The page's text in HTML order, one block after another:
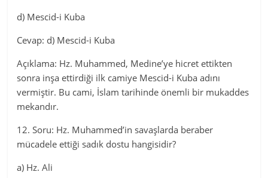
d) Mescid-i Kuba
Cevap: d) Mescid-i Kuba
Açıklama: Hz. Muhammed, Medine’ye hicret ettikten
sonra inşa ettirdiği ilk camiye Mescid-i Kuba adını
vermiştir. Bu cami, İslam tarihinde önemli bir mukaddes
mekandır.
12. Soru: Hz. Muhammed’in savaşlarda beraber
mücadele ettiği sadık dostu hangisidir?
a) Hz. Ali